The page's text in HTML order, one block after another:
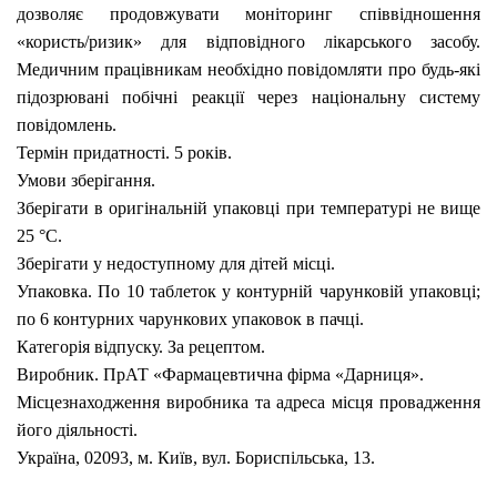
дозволяє продовжувати моніторинг співвідношення
«користь/ризик» для відповідного лікарського засобу.
Медичним працівникам необхідно повідомляти про будь-які
підозрювані побічні реакції через національну систему
повідомлень.
Термін придатності. 5 років.
Умови зберігання.
Зберігати в оригінальній упаковці при температурі не вище
25 °С.
Зберігати у недоступному для дітей місці.
Упаковка.По 10 таблеток у контурній чарунковій упаковці;
по 6 контурних чарункових упаковок в пачці.
Категорія відпуску. За рецептом.
Виробник. ПрАТ «Фармацевтична фірма «Дарниця».
Місцезнаходження виробника та адреса місця провадження
його діяльності.
Україна, 02093, м. Київ, вул. Бориспiльська, 13.